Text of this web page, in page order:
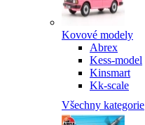
Kovové modely
Abrex
Kess-model
Kinsmart
Kk-scale
Všechny kategorie